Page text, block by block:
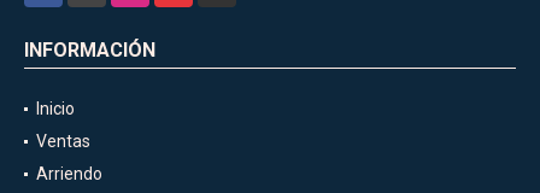
Facebook
X InstagramYouTube
TikTok
Inicio
Ventas